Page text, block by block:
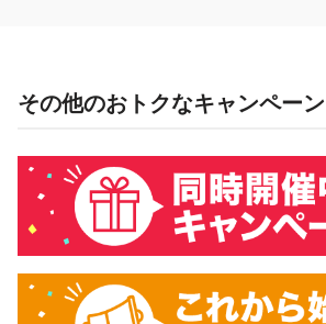
その他のおトクなキャンペーン